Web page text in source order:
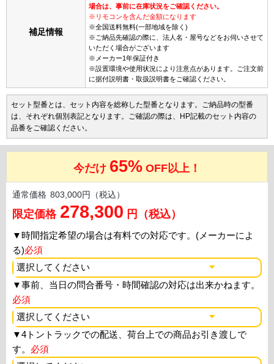
補足情報
場合は、事前に在庫状況をご確認ください。
※リモコンを含んだ金額になります
※全国送料無料(一部地域を除く)
※ご納品先確認の際に、法人名・屋号などをお伺いさせて
いただく場合がございます
※メーカー1年保証付き
※設置環境や使用状況により注意点があります。ご注文前
に据付説明書・取扱説明書をご確認ください。
セット型番とは、セット内容を総称した型番となります。ご納品時の型番
は、それぞれ個別表記となります。ご確認の際は、HP記載のセット内容の
品番をご確認ください。
今だけ 65% OFF以上！
通常価格 803,000円（税込）
限定価格 278,300 円（税込）
▼時間指定希望の場合は有料での対応です。(メーカーによ
る)必須
▼事前、当日の問合番号・時間確認の対応は出来かねます。
必須
▼4トントラックでの配送、荷台上での商品お引き渡しで
す。 必須